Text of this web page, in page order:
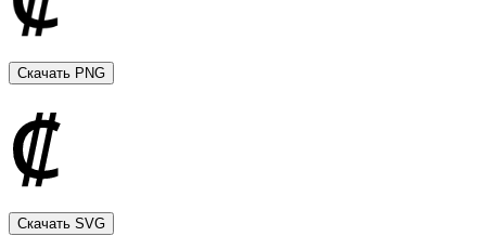
лингвистическими и историческими корнями.
Скачать PNG
Скачать SVG